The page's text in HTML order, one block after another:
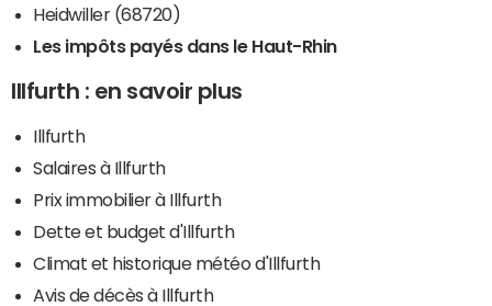
Heidwiller (68720)
Les impôts payés dans le Haut-Rhin
Illfurth : en savoir plus
Illfurth
Salaires à Illfurth
Prix immobilier à Illfurth
Dette et budget d'Illfurth
Climat et historique météo d'Illfurth
Avis de décès à Illfurth